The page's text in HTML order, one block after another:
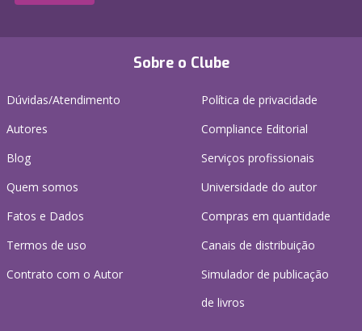
Sobre o Clube
Dúvidas/Atendimento
Autores
Blog
Quem somos
Fatos e Dados
Termos de uso
Contrato com o Autor
Política de privacidade
Compliance Editorial
Serviços profissionais
Universidade do autor
Compras em quantidade
Canais de distribuição
Simulador de publicação
de livros